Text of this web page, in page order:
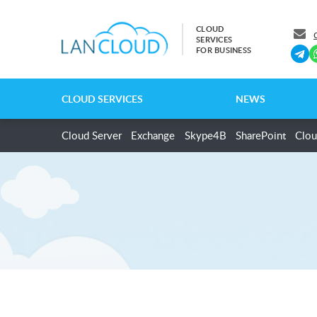
CLOUD
SERVICES
FOR BUSINESS
CLOUD SERVICES NEWS
Cloud Server Exchange Skype4B SharePoint